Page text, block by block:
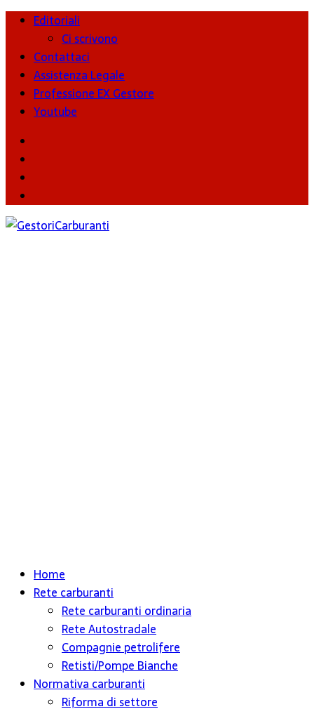
Editoriali
Ci scrivono
Contattaci
Assistenza Legale
Professione EX Gestore
Youtube
Home
Rete carburanti
Rete carburanti ordinaria
Rete Autostradale
Compagnie petrolifere
Retisti/Pompe Bianche
Normativa carburanti
Riforma di settore